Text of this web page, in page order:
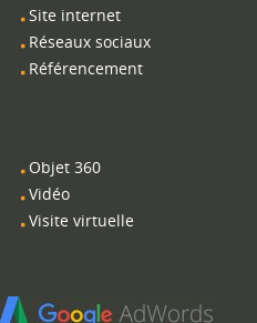
Site internet
Réseaux sociaux
Référencement
Objet 360
Vidéo
Visite virtuelle